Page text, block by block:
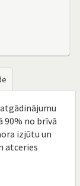
no brīvā
izjūtu un
atceries